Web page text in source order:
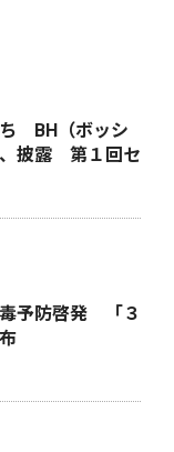
BH（ボッシ
、披露 第１回セ
予防啓発 「３